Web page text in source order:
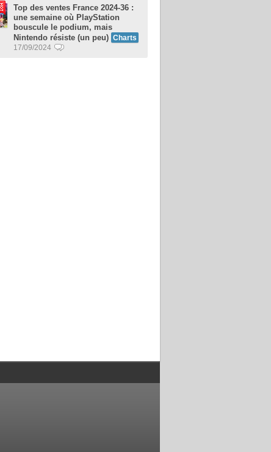
Top des ventes France 2024-36 :
une semaine où PlayStation
bouscule le podium, mais
Nintendo résiste (un peu) Charts
17/09/2024